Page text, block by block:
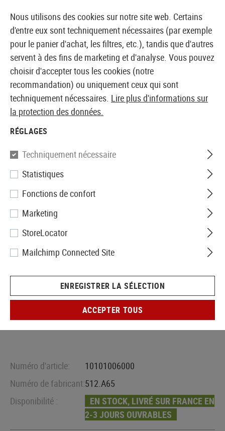
BOUTIQUE ET GROSSISTE EUROPÉEN AIRSOFT
Accueil Accessoires d'Airsoft Pièces et accéssoires
EoTech
512.A65
Numéro d'article:
10101006000
Numéro de fabricant:512.A65
Disponibilité :
EN STOCK, LIVRÉ SUR FRANCE EN
2-3 JOURS OUVRABLES
Nous utilisons des cookies sur notre site web. Certains
d'entre eux sont techniquement nécessaires (par exemple
pour le panier d'achat, les filtres, etc.), tandis que d'autres
servent à des fins de marketing et d'analyse. Vous pouvez
choisir d'accepter tous les cookies (notre
recommandation) ou uniquement ceux qui sont
techniquement nécessaires. Lire plus d'informations sur
la protection des données.
RÉGLAGES
Techniquement nécessaire
Statistiques
Fonctions de confort
Marketing
StoreLocator
Mailchimp Connected Site
ENREGISTRER LA SÉLECTION
ACCEPTER TOUS